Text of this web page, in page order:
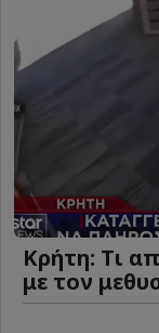
Κρήτη: Τι
με τον